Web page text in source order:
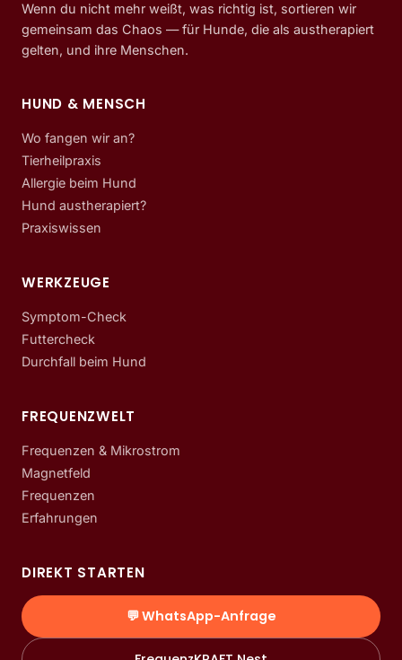
Wenn du nicht mehr weißt, was richtig ist, sortieren wir
gemeinsam das Chaos — für Hunde, die als austherapiert
gelten, und ihre Menschen.
HUND & MENSCH
Wo fangen wir an?
Tierheilpraxis
Allergie beim Hund
Hund austherapiert?
Praxiswissen
WERKZEUGE
Symptom-Check
Futtercheck
Durchfall beim Hund
FREQUENZWELT
Frequenzen & Mikrostrom
Magnetfeld
Frequenzen
Erfahrungen
DIREKT STARTEN
💬 WhatsApp-Anfrage